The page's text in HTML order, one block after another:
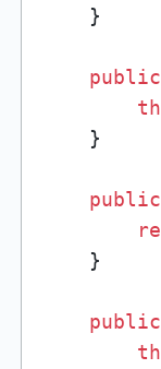
    }
public
    }
public
    }
public